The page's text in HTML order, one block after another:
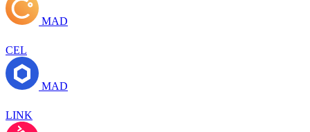
MAD
CEL
MAD
LINK